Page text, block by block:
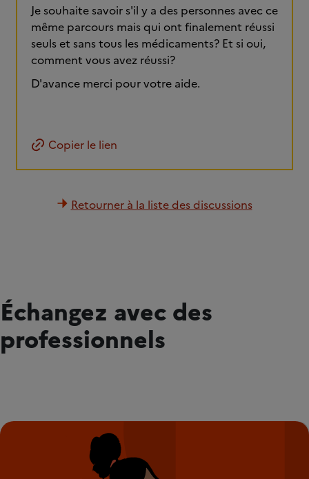
Je souhaite savoir s'il y a des personnes avec ce
même parcours mais qui ont finalement réussi
seuls et sans tous les médicaments? Et si oui,
comment vous avez réussi?
D'avance merci pour votre aide.
Copier le lien
Retourner à la liste des discussions
Échangez avec des
professionnels